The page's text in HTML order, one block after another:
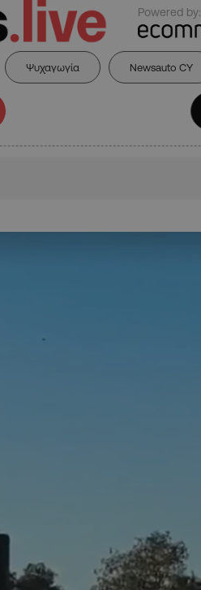
Powered by:
Ψυχαγωγία Newsauto CY